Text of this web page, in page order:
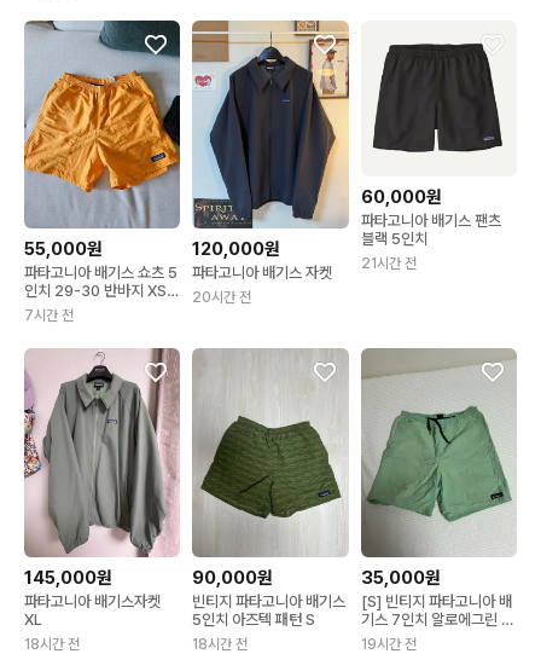
55,000원
파타고니아 배기스 쇼츠 5
인치 29-30 반바지 XS
오렌지 수영복 러닝
7시간 전
120,000원
파타고니아 배기스 자켓
20시간 전
60,000원
파타고니아 배기스 팬츠
블랙 5인치
21시간 전
145,000원
파타고니아 배기스자켓
XL
18시간 전
90,000원
빈티지 파타고니아 배기스
5인치 아즈텍 패턴 S
18시간 전
35,000원
[S] 빈티지 파타고니아 배
기스 7인치 알로에그린 민
트
19시간 전